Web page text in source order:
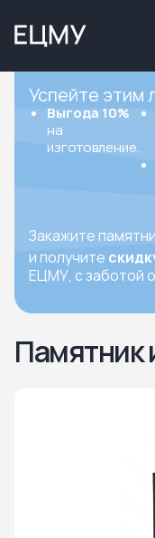
Успейте этим
Выгода 10%
на
изготовление.
Закажите
и получите
ЕЦМУ, с заботой
Памятник